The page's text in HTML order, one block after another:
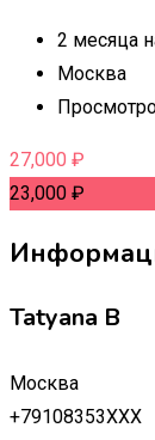
2 месяца
Москва
27,000 ₽
23,000 ₽
Tatyana B
Москва
+79108353XXX